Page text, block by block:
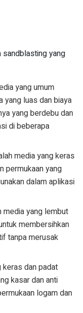
sandblasting yang
yang umum
yang luas dan biaya
yang berdebu dan
di beberapa
media yang keras
permukaan yang
dalam aplikasi
media yang lembut
membersihkan
tanpa merusak
keras dan padat
kasar dan anti
logam dan